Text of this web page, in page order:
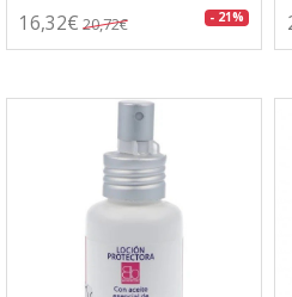
16,32€ 20,72€ - 21%